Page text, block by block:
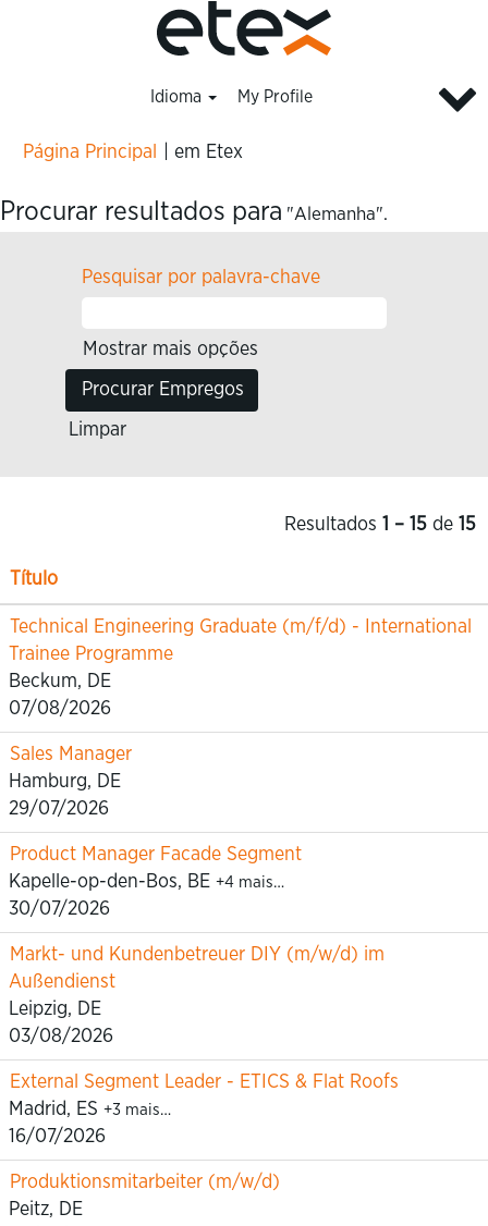
Idioma My Profile
Página Principal em Etex
Procurar resultados para "Alemanha".
Pesquisar por palavra-chave
Mostrar mais opções
Limpar
Resultados 1 – 15 de 15
Título
Technical Engineering Graduate (m/f/d) - International
Trainee Programme
Beckum, DE
07/08/2026
Sales Manager
Hamburg, DE
29/07/2026
Product Manager Facade Segment
Kapelle-op-den-Bos, BE +4 mais…
30/07/2026
Markt- und Kundenbetreuer DIY (m/w/d) im
Außendienst
Leipzig, DE
03/08/2026
External Segment Leader - ETICS & Flat Roofs
Madrid, ES +3 mais…
16/07/2026
Produktionsmitarbeiter (m/w/d)
Peitz, DE